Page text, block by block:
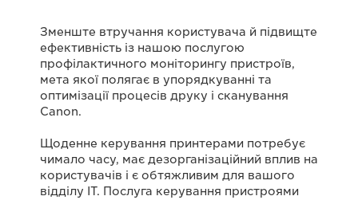
Зменште втручання користувача й підвищте
ефективність із нашою послугою
профілактичного моніторингу пристроїв,
мета якої полягає в упорядкуванні та
оптимізації процесів друку і сканування
Canon.
Щоденне керування принтерами потребує
чимало часу, має дезорганізаційний вплив на
користувачів і є обтяжливим для вашого
відділу ІТ. Послуга керування пристроями